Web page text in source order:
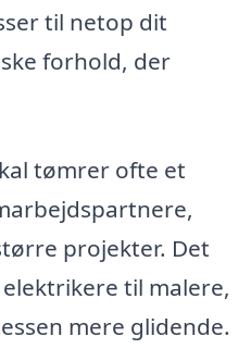
til netop dit
forhold, der
tømrer ofte et
projekter. Det
til malere,
mere glidende.